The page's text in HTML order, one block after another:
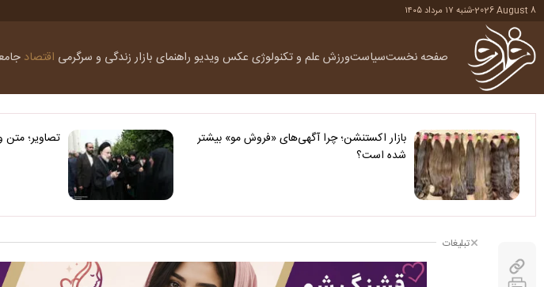
2026 August 8
-شنبه ۱۷ مرداد ۱۴۰۵
صفحه نخستسیاستورزش علم و تکنولوژی عکس ویدیو راهنمای بازارزندگی و سرگرمی اقتصاد
بازار اکستنشن؛ چرا آگهی‌های «فروش مو» بیشتر
شده است؟
تصاویر؛ متن
تبلیغات